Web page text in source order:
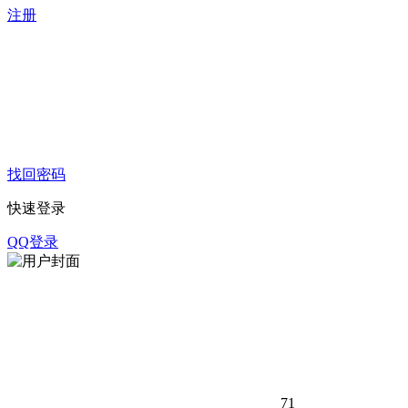
注册
找回密码
快速登录
QQ登录
71